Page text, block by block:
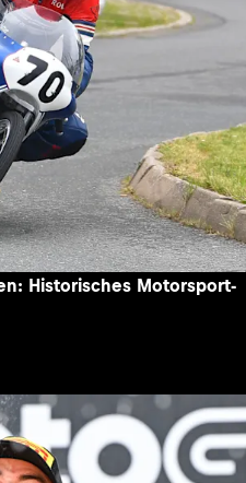
Historisches Motorsport-